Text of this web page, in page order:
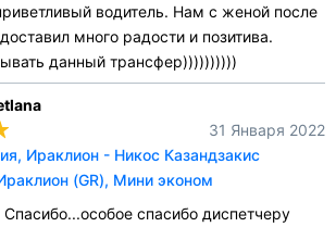
водитель. Нам с женой после
много радости и позитива.
данный трансфер))))))))))
31 Января 2022
Ираклион - Никос Казандзакис
(GR), Мини эконом
спасибо диспетчеру